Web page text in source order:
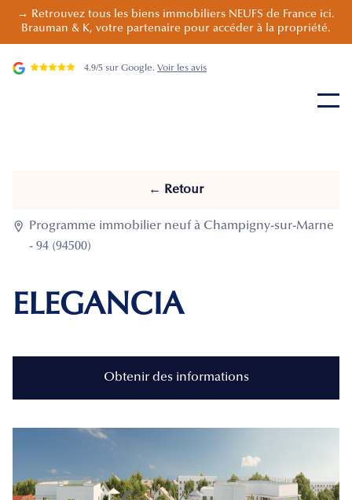
→ Retrouvez tous les biens immobiliers NEUFS de France ici.
Brauman & K, votre partenaire pour accéder à la propriété.
4.9/5 sur Google. Voir les avis
← Retour

Programme immobilier neuf à Champigny-sur-Marne
- 94 (94500)
ELEGANCIA
Obtenir des informations